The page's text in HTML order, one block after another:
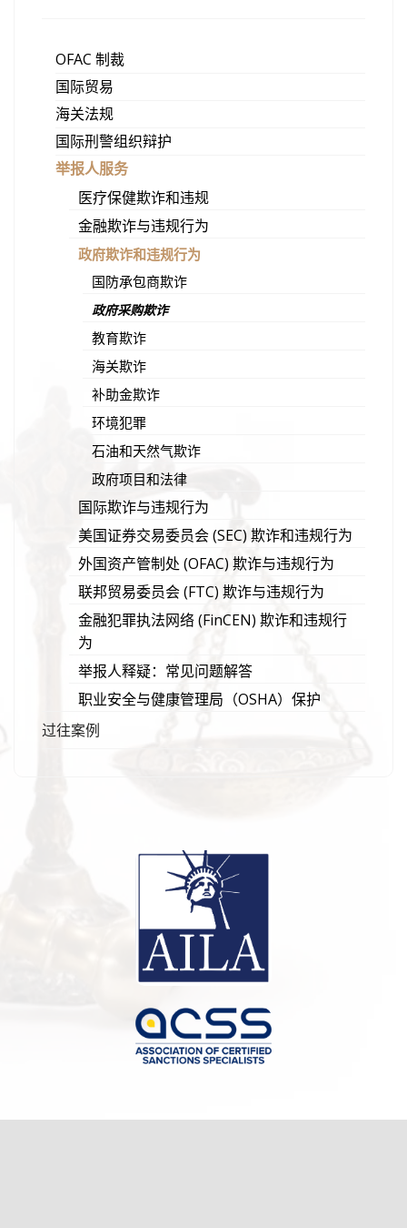
OFAC 制裁
国际贸易
海关法规
国际刑警组织辩护
举报人服务
医疗保健欺诈和违规
金融欺诈与违规行为
政府欺诈和违规行为
国防承包商欺诈
政府采购欺诈
教育欺诈
海关欺诈
补助金欺诈
环境犯罪
石油和天然气欺诈
政府项目和法律
国际欺诈与违规行为
美国证券交易委员会 (SEC) 欺诈和违规行为
外国资产管制处 (OFAC) 欺诈与违规行为
联邦贸易委员会 (FTC) 欺诈与违规行为
金融犯罪执法网络 (FinCEN) 欺诈和违规行
为
举报人释疑：常见问题解答
职业安全与健康管理局（OSHA）保护
过往案例